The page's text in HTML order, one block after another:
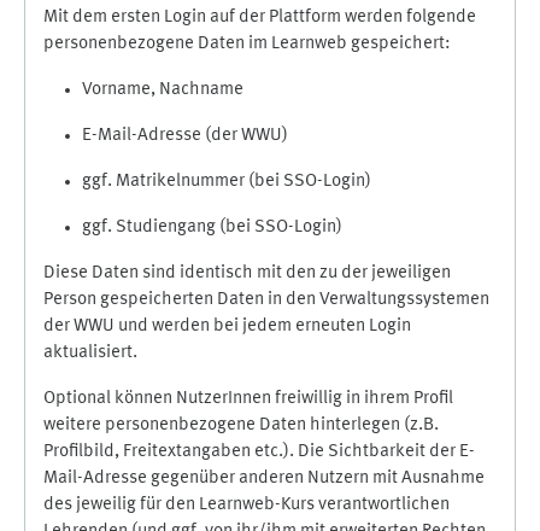
Mit dem ersten Login auf der Plattform werden folgende
personenbezogene Daten im Learnweb gespeichert:
Vorname, Nachname
E-Mail-Adresse (der WWU)
ggf. Matrikelnummer (bei SSO-Login)
ggf. Studiengang (bei SSO-Login)
Diese Daten sind identisch mit den zu der jeweiligen
Person gespeicherten Daten in den Verwaltungssystemen
der WWU und werden bei jedem erneuten Login
aktualisiert.
Optional können NutzerInnen freiwillig in ihrem Profil
weitere personenbezogene Daten hinterlegen (z.B.
Profilbild, Freitextangaben etc.). Die Sichtbarkeit der E-
Mail-Adresse gegenüber anderen Nutzern mit Ausnahme
des jeweilig für den Learnweb-Kurs verantwortlichen